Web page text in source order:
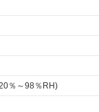
％～98％RH)